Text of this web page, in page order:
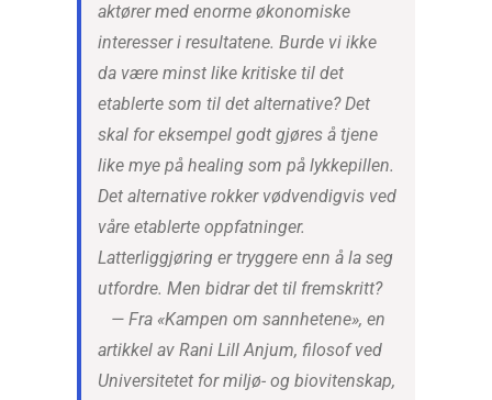
aktører med enorme økonomiske
interesser i resultatene. Burde vi ikke
da være minst like kritiske til det
etablerte som til det alternative? Det
skal for eksempel godt gjøres å tjene
like mye på healing som på lykkepillen.
Det alternative rokker vødvendigvis ved
våre etablerte oppfatninger.
Latterliggjøring er tryggere enn å la seg
utfordre. Men bidrar det til fremskritt?
— Fra «Kampen om sannhetene», en
artikkel av Rani Lill Anjum, filosof ved
Universitetet for miljø- og biovitenskap,